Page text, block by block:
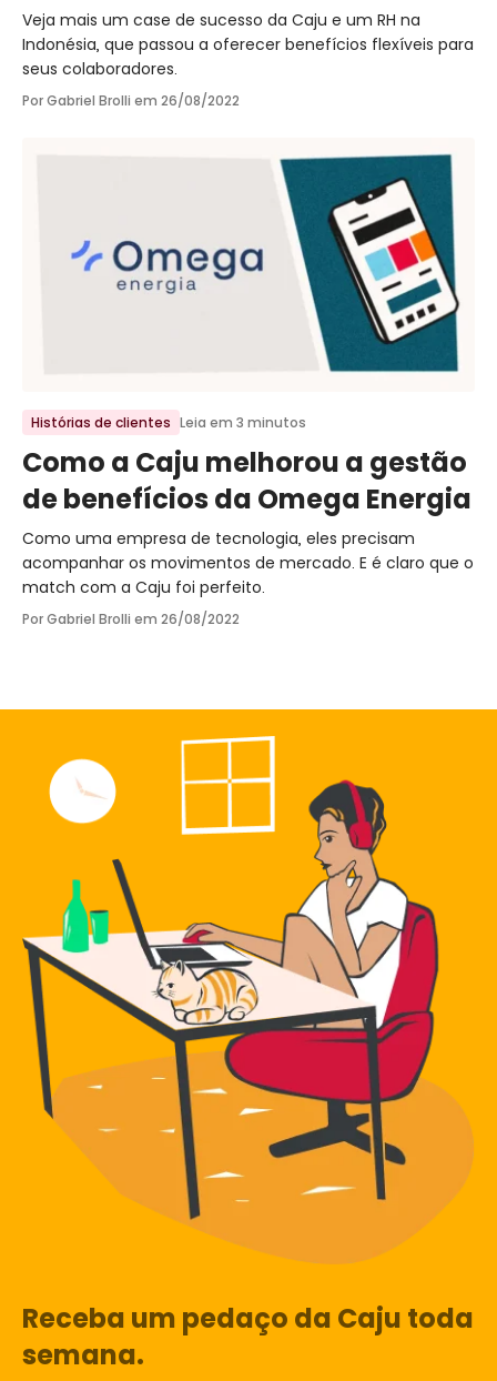
Veja mais um case de sucesso da Caju e um RH na
Indonésia, que passou a oferecer benefícios flexíveis para
seus colaboradores.
Por Gabriel Brolli em 26/08/2022
Ir para o post
Histórias de clientes Leia em 3 minutos
Como a Caju melhorou a gestão
de benefícios da Omega Energia
Como uma empresa de tecnologia, eles precisam
acompanhar os movimentos de mercado. E é claro que o
match com a Caju foi perfeito.
Por Gabriel Brolli em 26/08/2022
Receba um pedaço da Caju toda
semana.